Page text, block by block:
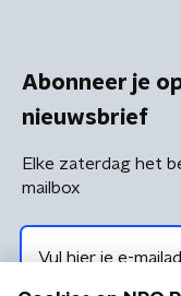
Abonneer je
nieuwsbrief
Elke zaterdag het
mailbox